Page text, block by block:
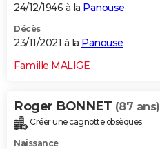
S'inscrire
Se connecter
Lycées
Collèges
Primaires
Universités
Entreprises
Service militaire
Avis de recherche
AVIS DE DÉCÈS
FORUM
24/12/1946 à la Panouse
Décès
23/11/2021 à la Panouse
Famille MALIGE
Roger BONNET (87 ans)
Créer une cagnotte obsèques
Naissance